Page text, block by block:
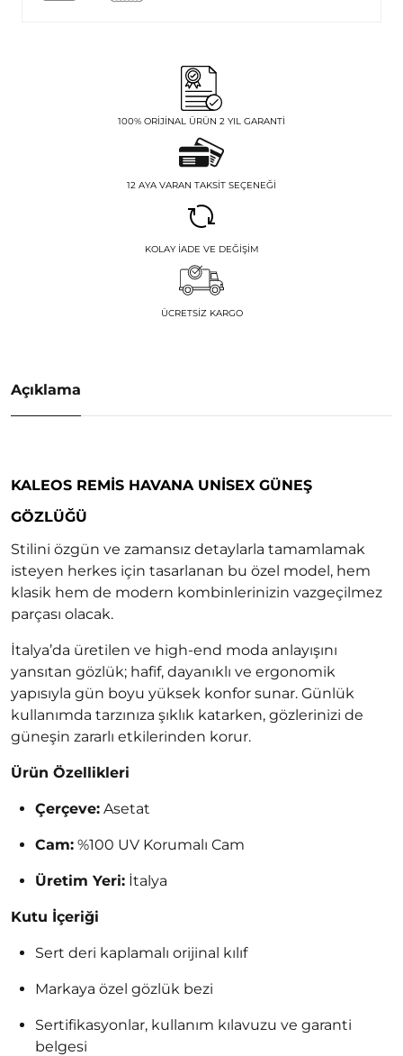
100% ORIJINAL ÜRÜN 2 YIL GARANTI
12 AYA VARAN TAKSIT SEÇENEĞI
KOLAY İADE VE DEĞIŞIM
ÜCRETSIZ KARGO
Açıklama
KALEOS REMIS HAVANA UNISEX GÜNEŞ
GÖZLÜĞÜ
Stilini özgün ve zamansız detaylarla tamamlamak
isteyen herkes için tasarlanan bu özel model, hem
klasik hem de modern kombinlerinizin vazgeçilmez
parçası olacak.
İtalya’da üretilen ve high-end moda anlayışını
yansıtan gözlük; hafif, dayanıklı ve ergonomik
yapısıyla gün boyu yüksek konfor sunar. Günlük
kullanımda tarzınıza şıklık katarken, gözlerinizi de
güneşin zararlı etkilerinden korur.
Ürün Özellikleri
Çerçeve: Asetat
Cam: %100 UV Korumalı Cam
Üretim Yeri: İtalya
Kutu İçeriği
Sert deri kaplamalı orijinal kılıf
Markaya özel gözlük bezi
Sertifikasyonlar, kullanım kılavuzu ve garanti
belgesi